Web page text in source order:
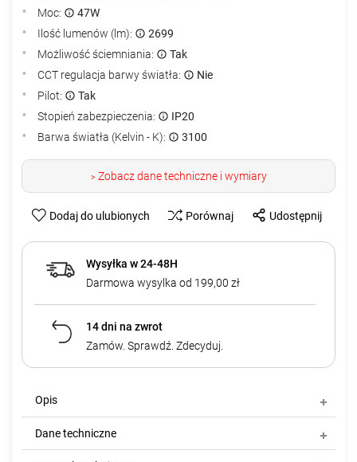
Moc:
47W
Ilość lumenów (lm):
2699
Możliwość ściemniania:
Tak
CCT regulacja barwy światła:
Nie
Pilot:
Tak
Stopień zabezpieczenia:
IP20
Barwa światła (Kelvin - K):
3100
>Zobacz dane techniczne i wymiary
Dodaj do ulubionych Porównaj Udostępnij
Wysyłka w 24-48H
Darmowa wysylka od 199,00 zł
14 dni na zwrot
Zamów. Sprawdź. Zdecyduj.
Opis
Dane techniczne